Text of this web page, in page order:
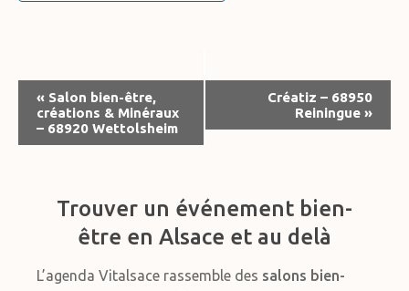
Navigation
Évènement
« Salon bien-être,
créations & Minéraux
– 68920 Wettolsheim
Créatiz – 68950
Reiningue »
Trouver un événement bien-
être en Alsace et au delà
L’agenda Vitalsace rassemble des salons bien-